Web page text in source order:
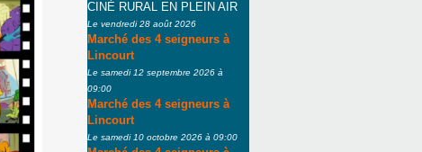
CINÉ RURAL EN PLEIN AIR
Le vendredi 28 août 2026
Marché des 4 seigneurs à
Lincourt
Le samedi 12 septembre 2026 à
09:00
Marché des 4 seigneurs à
Lincourt
Le samedi 10 octobre 2026 à 09:00